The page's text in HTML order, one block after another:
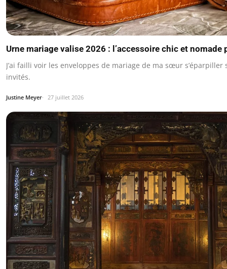
Urne mariage valise 2026 : l’accessoire chic et
J’ai failli voir les enveloppes de mariage de ma sœur s’éparpiller
invités.
Justine Meyer 27 juillet 2026